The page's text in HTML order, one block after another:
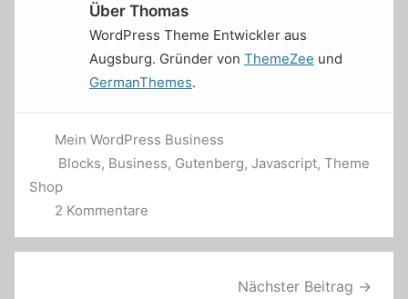
Über Thomas
WordPress Theme Entwickler aus
Augsburg. Gründer von ThemeZee und
GermanThemes.
Mein WordPress Business
Blocks, Business, Gutenberg, Javascript, Theme
Shop
2 Kommentare
Nächster Beitrag